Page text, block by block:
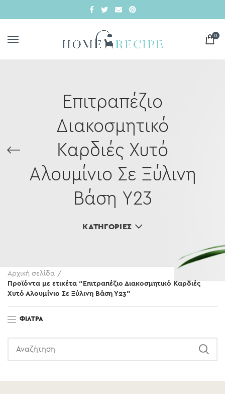
0
Επιτραπέζιο
Διακοσμητικό
Καρδιές Χυτό
Αλουμίνιο Σε Ξύλινη
Βάση Υ23
ΚΑΤΗΓΟΡΊΕΣ
Αρχική σελίδα
Προϊόντα με ετικέτα “Επιτραπέζιο Διακοσμητικό Καρδιές
Χυτό Αλουμίνιο Σε Ξύλινη Βάση Υ23”
ΦΊΛΤΡΑ